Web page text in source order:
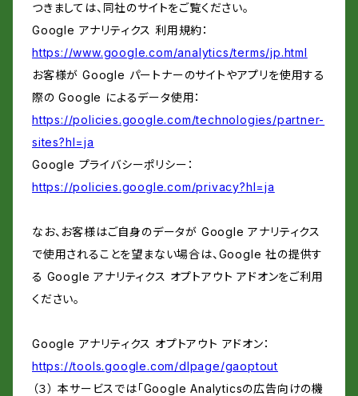
つきましては、同社のサイトをご覧ください。
Google アナリティクス 利用規約：
https://www.google.com/analytics/terms/jp.html
お客様が Google パートナーのサイトやアプリを使用する
際の Google によるデータ使用：
https://policies.google.com/technologies/partner-
sites?hl=ja
Google プライバシーポリシー：
https://policies.google.com/privacy?hl=ja
なお、お客様はご自身のデータが Google アナリティクス
で使用されることを望まない場合は、Google 社の提供す
る Google アナリティクス オプトアウト アドオンをご利用
ください。
Google アナリティクス オプトアウト アドオン：
https://tools.google.com/dlpage/gaoptout
（３） 本サービスでは「Google Analyticsの広告向けの機